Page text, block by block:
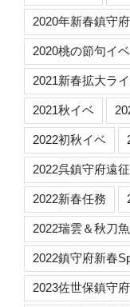
2020年新春鎮守
2020桃の節句イベ
2021新春拡大ラ
2021秋イベ
2022初秋イベ
2022呉鎮守府遠征
2022新春任務
2022瑞雲＆秋刀
2022鎮守府新春
2023佐世保鎮守